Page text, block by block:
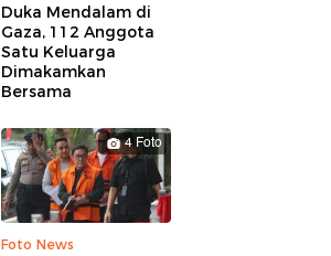
Duka Mendalam di
Gaza, 112 Anggota
Satu Keluarga
Dimakamkan
Bersama
4 Foto
Foto News